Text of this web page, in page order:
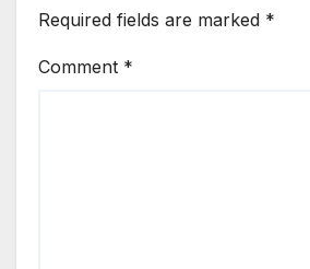
Required fields are marked *
Comment *